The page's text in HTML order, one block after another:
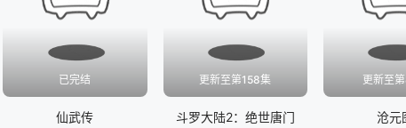
已完结
仙武传
更新至第158集
斗罗大陆2：绝世唐门
更新至
沧元